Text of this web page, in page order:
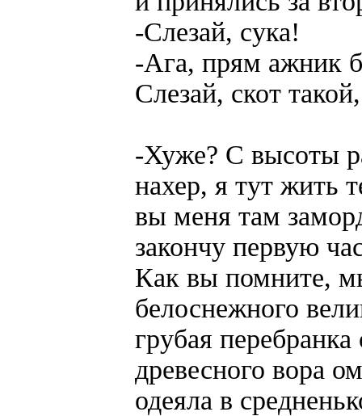
-Слезай, сука!
-Ага, прям ажник
Слезай, скот
-Хуже? С высоты
нахер, я тут жить
вы меня там
закончу первую
Как вы помните,
белоснежного
грубая
древесного вора
одеяла в